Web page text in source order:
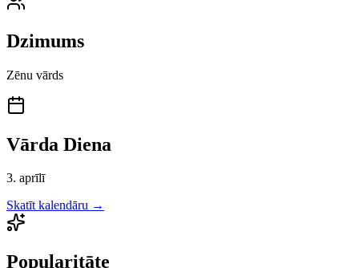
Dzimums
Zēnu vārds
Vārda Diena
3. aprīlī
Skatīt kalendāru →
Popularitāte